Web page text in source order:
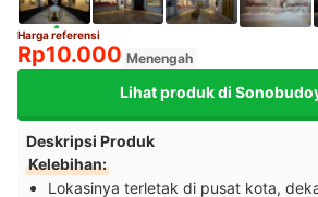
Harga referensi
Rp10.000 Menengah
Lihat produk di
Deskripsi Produk
Kelebihan:
Lokasinya terletak di pusat kota,